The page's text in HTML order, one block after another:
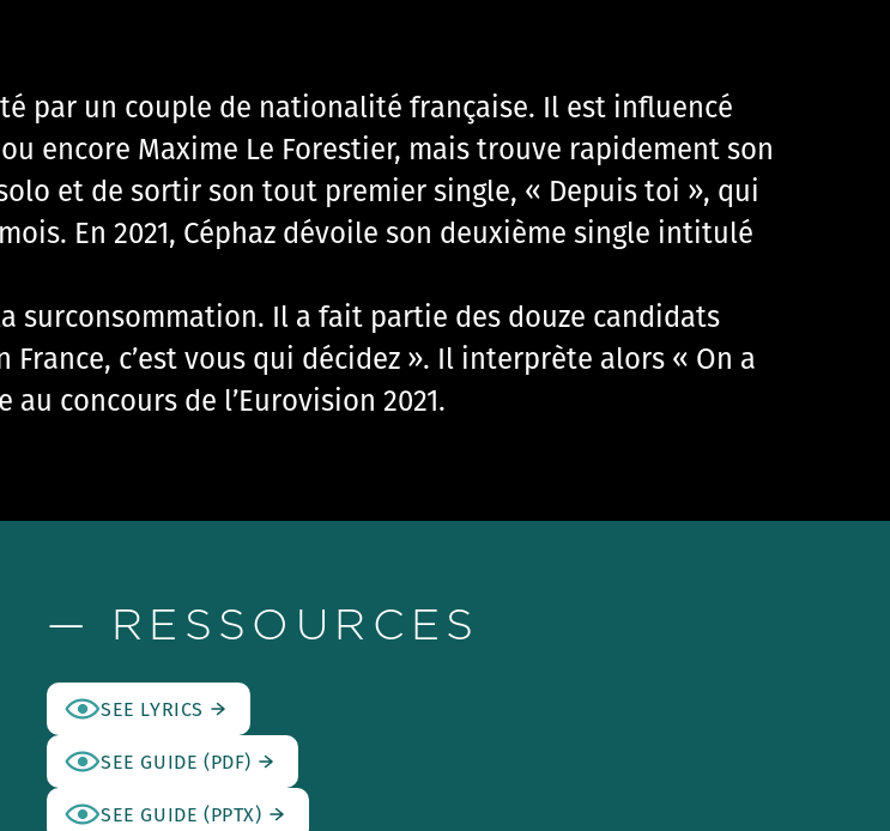
par un couple de nationalité française. Il est influencé
encore Maxime Le Forestier, mais trouve rapidement son
et de sortir son tout premier single, « Depuis toi », qui
En 2021, Céphaz dévoile son deuxième single intitulé
Il a fait partie des douze candidats
c’est vous qui décidez ». Il interprète alors « On a
concours de l’Eurovision 2021.
— RESSOURCES
SEE LYRICS
SEE GUIDE (PDF)
SEE GUIDE (PPTX)